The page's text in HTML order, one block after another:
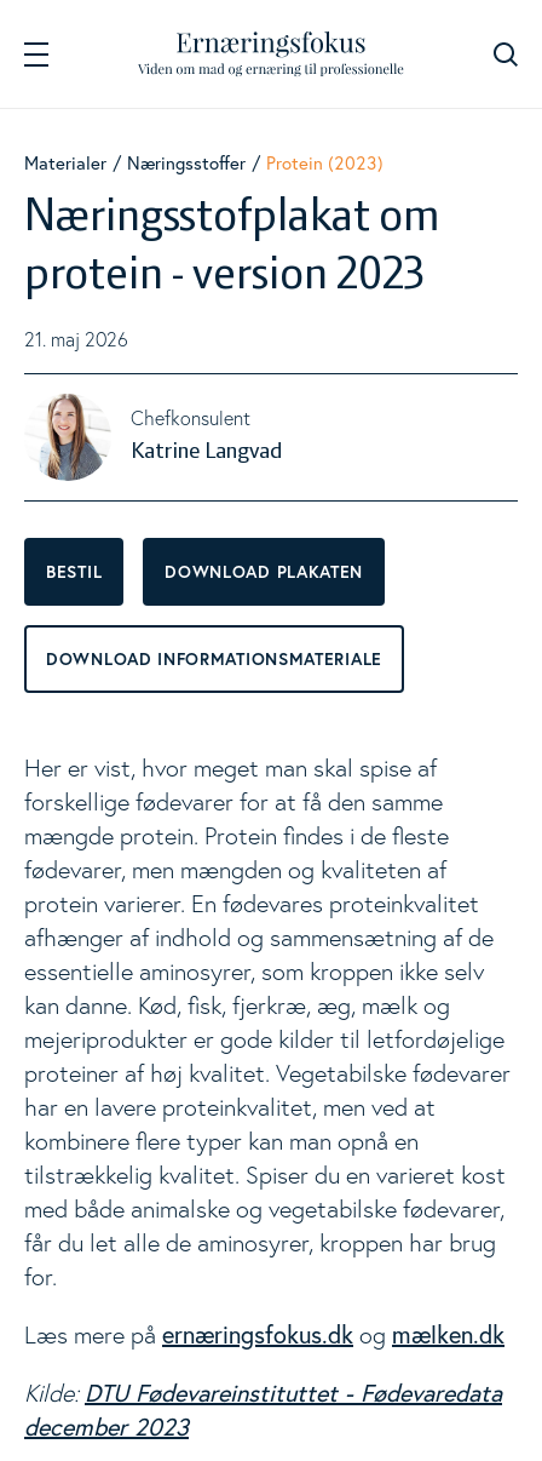
Navigation
Fødevarer
Energi og næringsstoffer
Beregnere
Kostanbefalinger
Livsstil
Materialer
Næringsstoffer
Opskrifter
Nyheder
Events
Analyser
Materialer Næringsstoffer Protein (2023)
Næringsstofplakat om
protein - version 2023
21. maj 2026
Chefkonsulent
Katrine Langvad
BESTIL DOWNLOAD PLAKATEN
DOWNLOAD INFORMATIONSMATERIALE
Her er vist, hvor meget man skal spise af
forskellige fødevarer for at få den samme
mængde protein. Protein findes i de fleste
fødevarer, men mængden og kvaliteten af
protein varierer. En fødevares proteinkvalitet
afhænger af indhold og sammensætning af de
essentielle aminosyrer, som kroppen ikke selv
kan danne. Kød, fisk, fjerkræ, æg, mælk og
mejeriprodukter er gode kilder til letfordøjelige
proteiner af høj kvalitet. Vegetabilske fødevarer
har en lavere proteinkvalitet, men ved at
kombinere flere typer kan man opnå en
tilstrækkelig kvalitet. Spiser du en varieret kost
med både animalske og vegetabilske fødevarer,
får du let alle de aminosyrer, kroppen har brug
for.
Læs mere på ernæringsfokus.dk og mælken.dk
Kilde: DTU Fødevareinstituttet - Fødevaredata
december 2023